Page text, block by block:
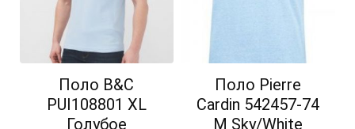
Поло B&C
PUI108801 XL
Голубое
Поло Pierre
Cardin 542457-74
M Sky/White